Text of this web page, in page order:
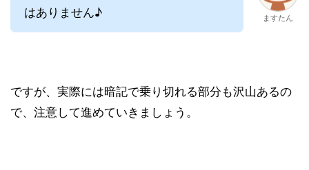
はありません♪
ますたん
ですが、実際には暗記で乗り切れる部分も沢山あるの
で、注意して進めていきましょう。